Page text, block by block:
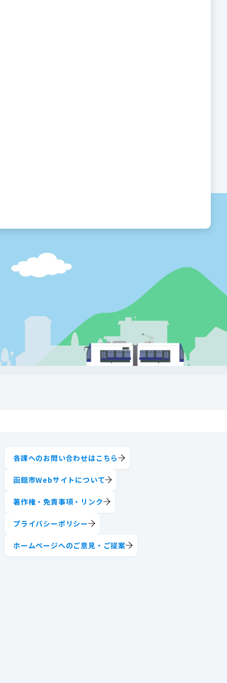
各課へのお問い合わせはこちら
函館市Webサイトについて
著作権・免責事項・リンク
プライバシーポリシー
ホームページへのご意見・ご提案